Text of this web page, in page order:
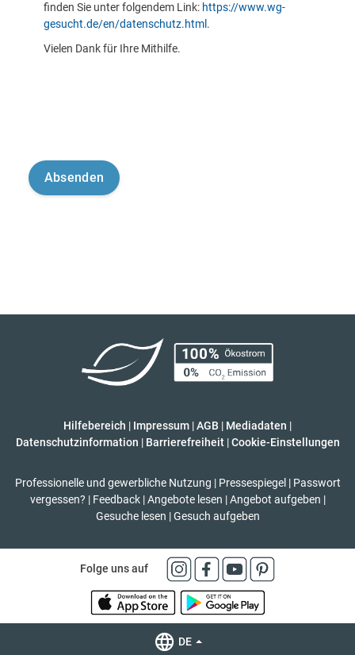
finden Sie unter folgendem Link: https://www.wg-
gesucht.de/en/datenschutz.html .
Vielen Dank für Ihre Mithilfe.
Hilfebereich | Impressum |AGB | Mediadaten |
Datenschutzinformation | Barrierefreiheit | Cookie-Einstellungen
Professionelle und gewerbliche Nutzung | Pressespiegel | Passwort
vergessen? | Feedback | Angebote lesen | Angebot aufgeben |
Gesuche lesen | Gesuch aufgeben
Folge uns auf
DE